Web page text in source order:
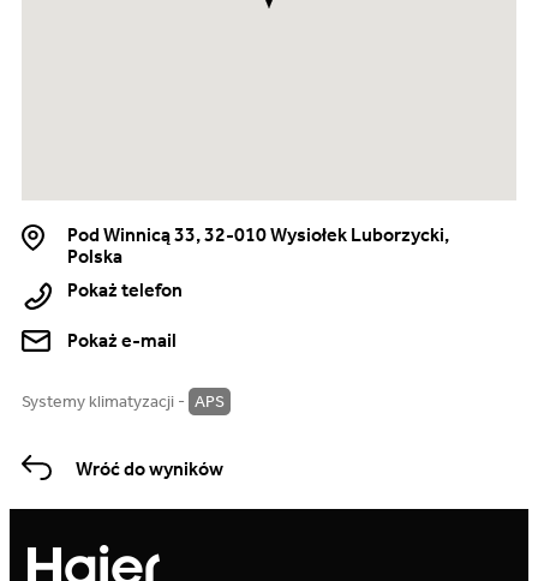
Pod Winnicą 33, 32-010 Wysiołek Luborzycki,
Polska
Pokaż telefon
Pokaż e-mail
Systemy klimatyzacji - APS
Wróć do wyników